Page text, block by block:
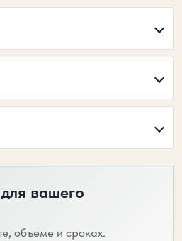
вашего
объёме и сроках.